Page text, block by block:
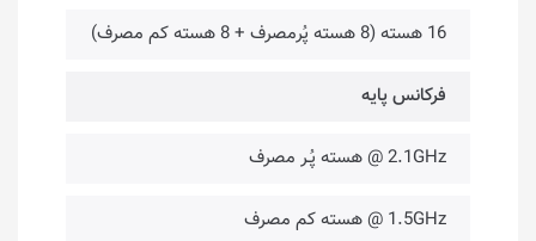
16 هسته (8 هسته پُرمصرف + 8 هسته کم مصرف)
فرکانس پایه
2.1GHz @ هسته پُـر مصرف
1.5GHz @ هسته کم مصرف